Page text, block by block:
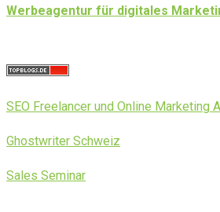
Werbeagentur für digitales
SEO Freelancer und Online Marketing
Ghostwriter Schweiz
Sales Seminar